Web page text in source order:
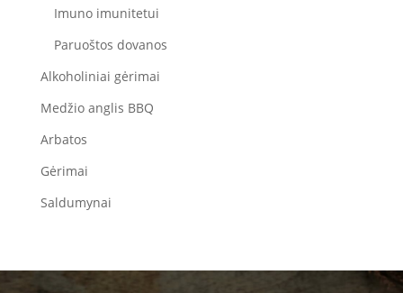
Imuno imunitetui
Paruoštos dovanos
Alkoholiniai gėrimai
Medžio anglis BBQ
Arbatos
Gėrimai
Saldumynai